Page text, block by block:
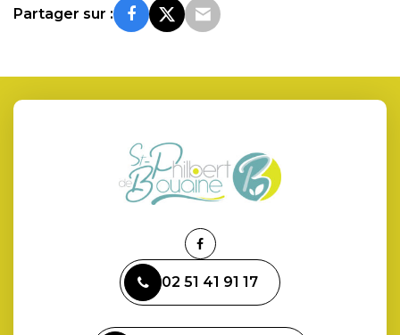
Partager sur :
Lien
le
compte
02 51 41 91 17